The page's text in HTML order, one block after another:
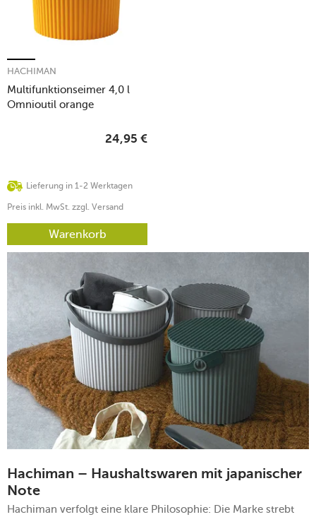
Multifunktionseimer 4,0 l
Omnioutil orange
HACHIMAN
Lieferung in 1-2 Werktagen
24,95 €
Preis inkl. MwSt. zzgl. Versand
Warenkorb
Hachiman – Haushaltswaren mit japanischer
Note
Hachiman verfolgt eine klare Philosophie: Die Marke strebt